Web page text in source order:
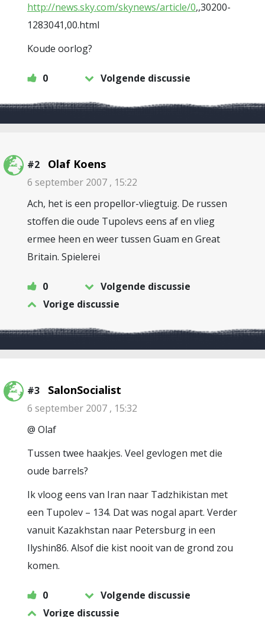
http://news.sky.com/skynews/article/0,,30200-
1283041,00.html
Koude oorlog?
0 Volgende discussie
#2 Olaf Koens
6 september 2007 , 15:22
Ach, het is een propellor-vliegtuig. De russen
stoffen die oude Tupolevs eens af en vlieg
ermee heen en weer tussen Guam en Great
Britain. Spielerei
0
Volgende discussie
Vorige discussie
#3 SalonSocialist
6 september 2007 , 15:32
@ Olaf
Tussen twee haakjes. Veel gevlogen met die
oude barrels?
Ik vloog eens van Iran naar Tadzhikistan met
een Tupolev – 134. Dat was nogal apart. Verder
vanuit Kazakhstan naar Petersburg in een
Ilyshin86. Alsof die kist nooit van de grond zou
komen.
0
Volgende discussie
Vorige discussie